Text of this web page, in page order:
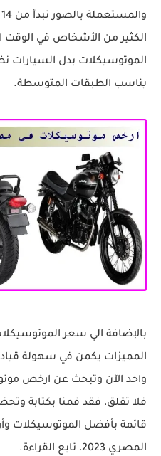
الكثير من الأشخاص في الوقت
الموتوسيكلات بدل السيارات
يناسب الطبقات المتوسطة.
بالإضافة الي سعر
المميزات يكمن في سهولة
واحد الآن وتبحث عن ارخص
فلا تقلق، فقد قمنا بكتابة
قائمة بأفضل الموتوسيكلات
المصري 2023، تابع القراءة.